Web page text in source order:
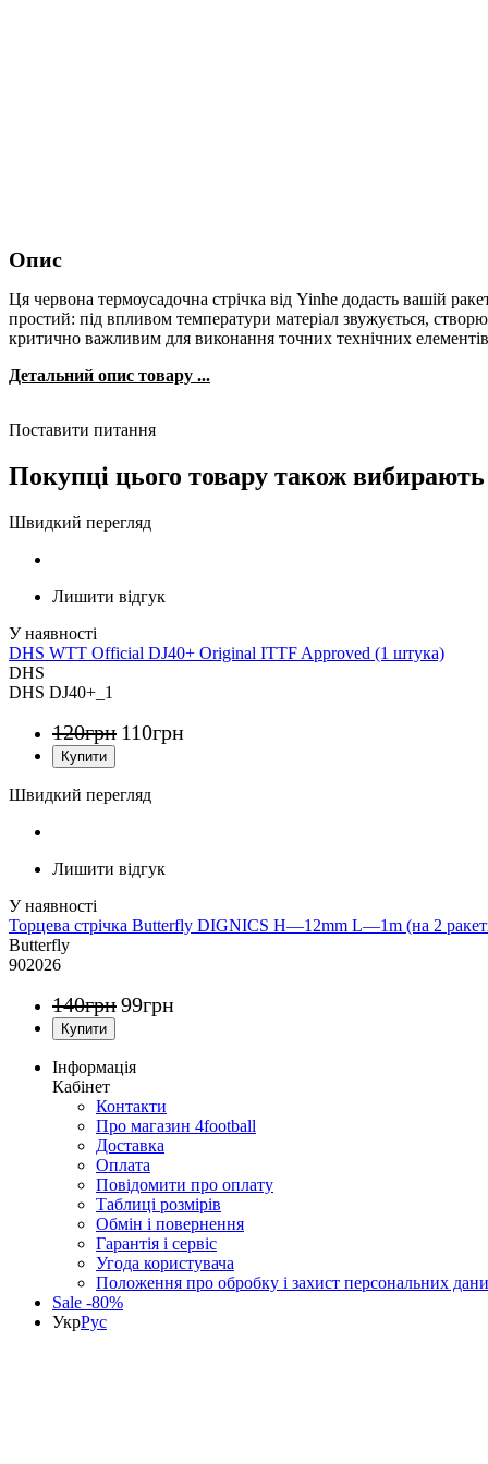
Опис
Ця червона термоусадочна стрічка від Yinhe додасть вашій
простий: під впливом температури матеріал звужується,
критично важливим для виконання точних технічних
Детальний опис товару ...
Поставити питання
Покупці цього товару також вибирають
Швидкий перегляд
Лишити відгук
DHS WTT Official DJ40+ Original ITTF Approved (1 штука)
DHS
DHS DJ40+_1
120грн 110грн
Швидкий перегляд
Лишити відгук
Торцева стрічка Butterfly DIGNICS H—12mm L—1m (на 2
Butterfly
902026
140грн99грн
Інформація
Кабінет
Контакти
Про магазин 4football
Доставка
Оплата
Повідомити про оплату
Таблиці розмірів
Обмін і повернення
Гарантія і сервіс
Угода користувача
Положення про обробку і захист персональних
Sale -80%
УкрРус